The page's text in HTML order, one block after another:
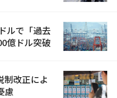
ルで「過去
億ドル突破
制改正によ
慮